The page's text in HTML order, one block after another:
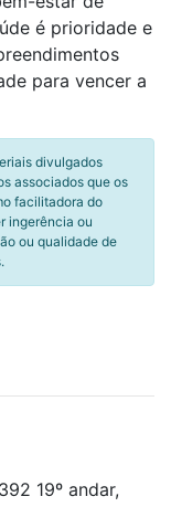
é prioridade e
para vencer a
divulgados
associados que os
facilitadora do
ingerência ou
ou qualidade de
19º andar,